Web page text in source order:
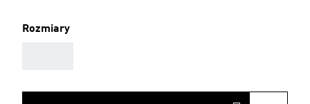
Rozmiary